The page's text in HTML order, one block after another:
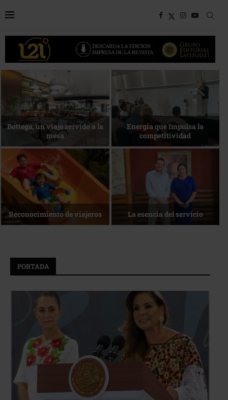
Desarrollo en disputa… ¿Hasta
dónde crecer?
Más allá del descanso
La nueva agenda de Quintana
Roo
1 de agosto • Torneo de Golf
ACOTUR
PORTADA